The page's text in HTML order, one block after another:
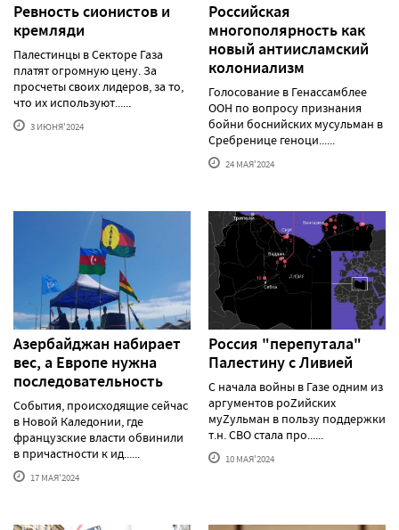
Ревность сионистов и
кремляди
Палестинцы в Секторе Газа
платят огромную цену. За
просчеты своих лидеров, за то,
что их используют......
3 ИЮНЯ'2024
Российская
многополярность как
новый антиисламский
колониализм
Голосование в Генассамблее
ООН по вопросу признания
бойни боснийских мусульман в
Сребренице геноци......
24 МАЯ'2024
Азербайджан набирает
вес, а Европе нужна
последовательность
События, происходящие сейчас
в Новой Каледонии, где
французские власти обвинили
в причастности к ид......
17 МАЯ'2024
Россия "перепутала"
Палестину с Ливией
С начала войны в Газе одним из
аргументов роZийских
муZульман в пользу поддержки
т.н. СВО стала про......
10 МАЯ'2024